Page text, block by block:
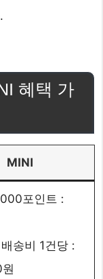
혜택 가
MINI
포인트 :
송비 1건당 :